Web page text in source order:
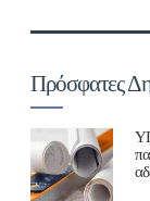
Πρόσφατες